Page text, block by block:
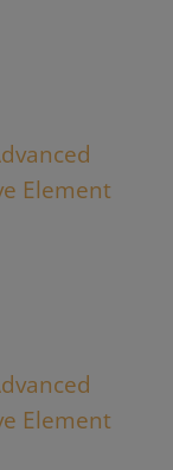
Element
Element